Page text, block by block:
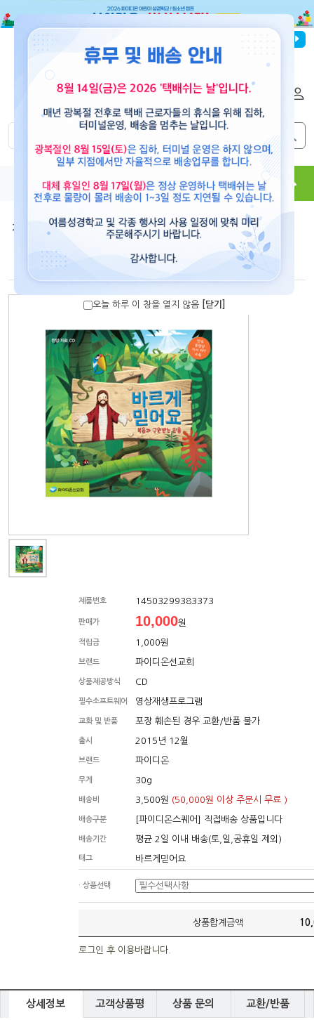
파이디온선교회
도서 뮤직 용품 현수막 콘텐츠
겨울 성경학교 음반 > 바르게 믿어요
바르게 믿어요- 찬양자료 CD
제품번호 14503299383373
판매가 10,000원
적립금 1,000원
브랜드 파이디온선교회
상품제공방식 CD
필수소프트웨어 영상재생프로그램
교화 및 반품 포장 훼손된 경우 교환/반품 불가
출시 2015년 12월
브랜드 파이디온
무게 30g
배송비 3,500원 (50,000원 이상 주문시 무료 )
배송구분 [파이디온스퀘어] 직접배송 상품입니다
배송기간 평균 2일 이내 배송(토,일,공휴일 제외)
태그 바르게믿어요
· 상품선택
상품합계금액
로그인 후 이용바랍니다.
상세정보 고객상품평 상품 문의 교환/반품
오늘 하루 이 창을 열지 않음 [닫기]